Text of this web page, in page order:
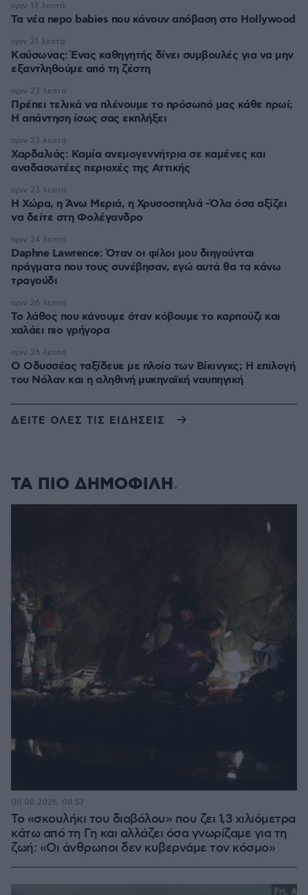
Τα νέα nepo babies που κάνουν απόβαση στο Hollywood
πριν 13 λεπτά
Kαύσωνας: Ένας καθηγητής δίνει συμβουλές για να μην
εξαντληθούμε από τη ζέστη
πριν 21 λεπτά
Πρέπει τελικά να πλένουμε το πρόσωπό μας κάθε πρωί;
Η απάντηση ίσως σας εκπλήξει
πριν 23 λεπτά
Χαρδαλιάς: Καμία ανεμογεννήτρια σε καμένες και
αναδασωτέες περιοχές της Αττικής
πριν 23 λεπτά
Η Χώρα, η Άνω Μεριά, η Χρυσοσπηλιά -Όλα όσα αξίζει
να δείτε στη Φολέγανδρο
πριν 23 λεπτά
Daphne Lawrence: Όταν οι φίλοι μου διηγούνται
πράγματα που τους συνέβησαν, εγώ αυτά θα τα κάνω
τραγούδι
πριν 24 λεπτά
Το λάθος που κάνουμε όταν κόβουμε το καρπούζι και
χαλάει πιο γρήγορα
πριν 26 λεπτά
Ο Οδυσσέας ταξίδευε με πλοίο των Βίκινγκς; Η επιλογή
του Νόλαν και η αληθινή μυκηναϊκή ναυπηγική
πριν 26 λεπτά
ΔΕΙΤΕ ΟΛΕΣ ΤΙΣ ΕΙΔΗΣΕΙΣ
ΤΑ ΠΙΟ ΔΗΜΟΦΙΛΗ
Το «σκουλήκι του διαβόλου» που ζει 1,3 χιλιόμετρα
κάτω από τη Γη και αλλάζει όσα γνωρίζαμε για τη
ζωή: «Οι άνθρωποι δεν κυβερνάμε τον κόσμο»
08.08.2026, 08:57